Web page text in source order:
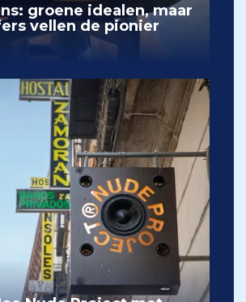
groene idealen, maar
vellen de pionier